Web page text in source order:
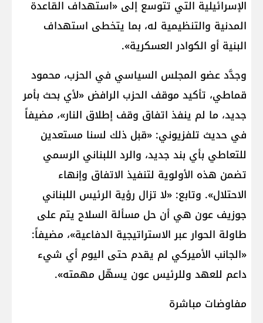
الإسرائيلية التي تتوسع إلى «استهداف القاعدة
المدنية والتنظيمية له، بما يتخطى استهداف
البنية أو الكوادر العسكرية».
وجدَّد عضو المجلس السياسي في الحزب، محمود
قماطي، تأكيد موقف الحزب الرافض «لأي بحث بأمر
جديد، ما لم ينفذ اتفاق وقف إطلاق النار»، مضيفاً
في حديث تلفزيوني: «قبل ذلك لسنا مستعدين
للتعاطي بأي بند جديد، والرد اللبناني الرسمي
تضمن هذه الأولوية لتنفيذ الاتفاق وإنهاء
الاحتلال». وتابع: «لا تزال رؤية الرئيس اللبناني
جوزيف عون هي أن حل مسألة السلاح يتم على
طاولة الحوار عبر الاستراتيجية الدفاعية»، مضيفاً:
«الجانب الأميركي لم يقدم حتى اليوم أي شيء
داعم للعهد وللرئيس عون يسهّل مهمته».
مفاوضات مباشرة